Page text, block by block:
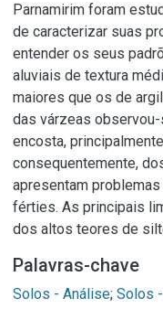
Parnamirim foram
de caracterizar suas
entender os seus
aluviais de textura
maiores que os de
das várzeas observou-
encosta,
consequentemente,
apresentam
férties. As principais
dos altos teores de
Palavras-chave
Solos - Análise; Solos